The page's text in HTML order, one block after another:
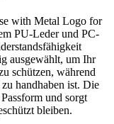
with Metal Logo for
PU-Leder und PC-
ausgewählt, um Ihr
schützen, während
handhaben ist. Die
und sorgt
bleiben.